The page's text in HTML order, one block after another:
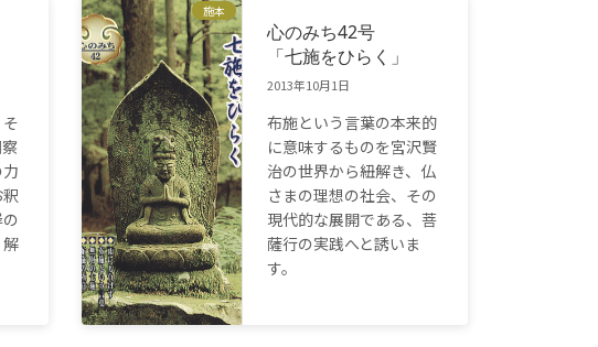
施本
心のみち42号
「七施をひらく」
2013年10月1日
布施という言葉の本来的
に意味するものを宮沢賢
治の世界から紐解き、仏
さまの理想の社会、その
現代的な展開である、菩
薩行の実践へと誘いま
す。